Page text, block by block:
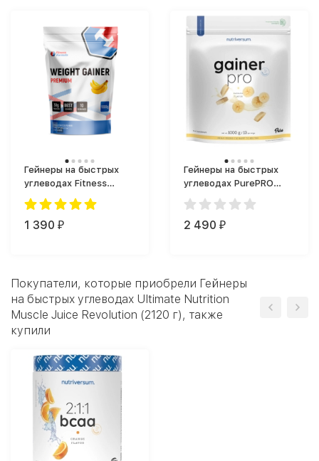
Гейнеры на быстрых
углеводах Fitness
Formula Weight Gainer
Premium (1000 г)
1 390 ₽
Гейнеры на быстрых
углеводах PurePRO
(Nutriversum) Pure
Gainer Pro 1000 г. (1000
г)
2 490 ₽
Покупатели, которые приобрели Гейнеры
на быстрых углеводах Ultimate Nutrition
Muscle Juice Revolution (2120 г), также
купили